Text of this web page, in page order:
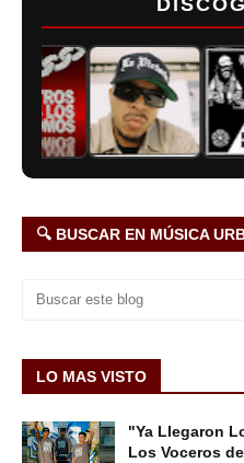
🔍 BUSCAR EN MÚSICA
LO MAS VISTO
"Ya Llegaron
Los Voceros